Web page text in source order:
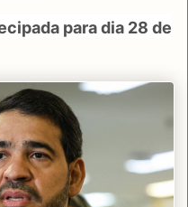
para dia 28 de